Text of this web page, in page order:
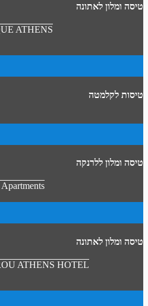
טיסה ומלון לאתונה
ATHENS
טיסות לקלמטה
טיסה ומלון ללרנקה
טיסה ומלון לאתונה
ATHENS HOTEL